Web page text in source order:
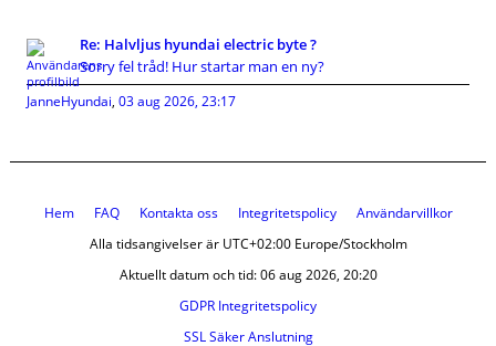
Re: Halvljus hyundai electric byte ?
Sorry fel tråd! Hur startar man en ny?
JanneHyundai, 03 aug 2026, 23:17
Hem FAQ Kontakta oss Integritetspolicy
Användarvillkor
Alla tidsangivelser är UTC+02:00 Europe/Stockholm
Aktuellt datum och tid: 06 aug 2026, 20:20
GDPR Integritetspolicy
SSL Säker Anslutning